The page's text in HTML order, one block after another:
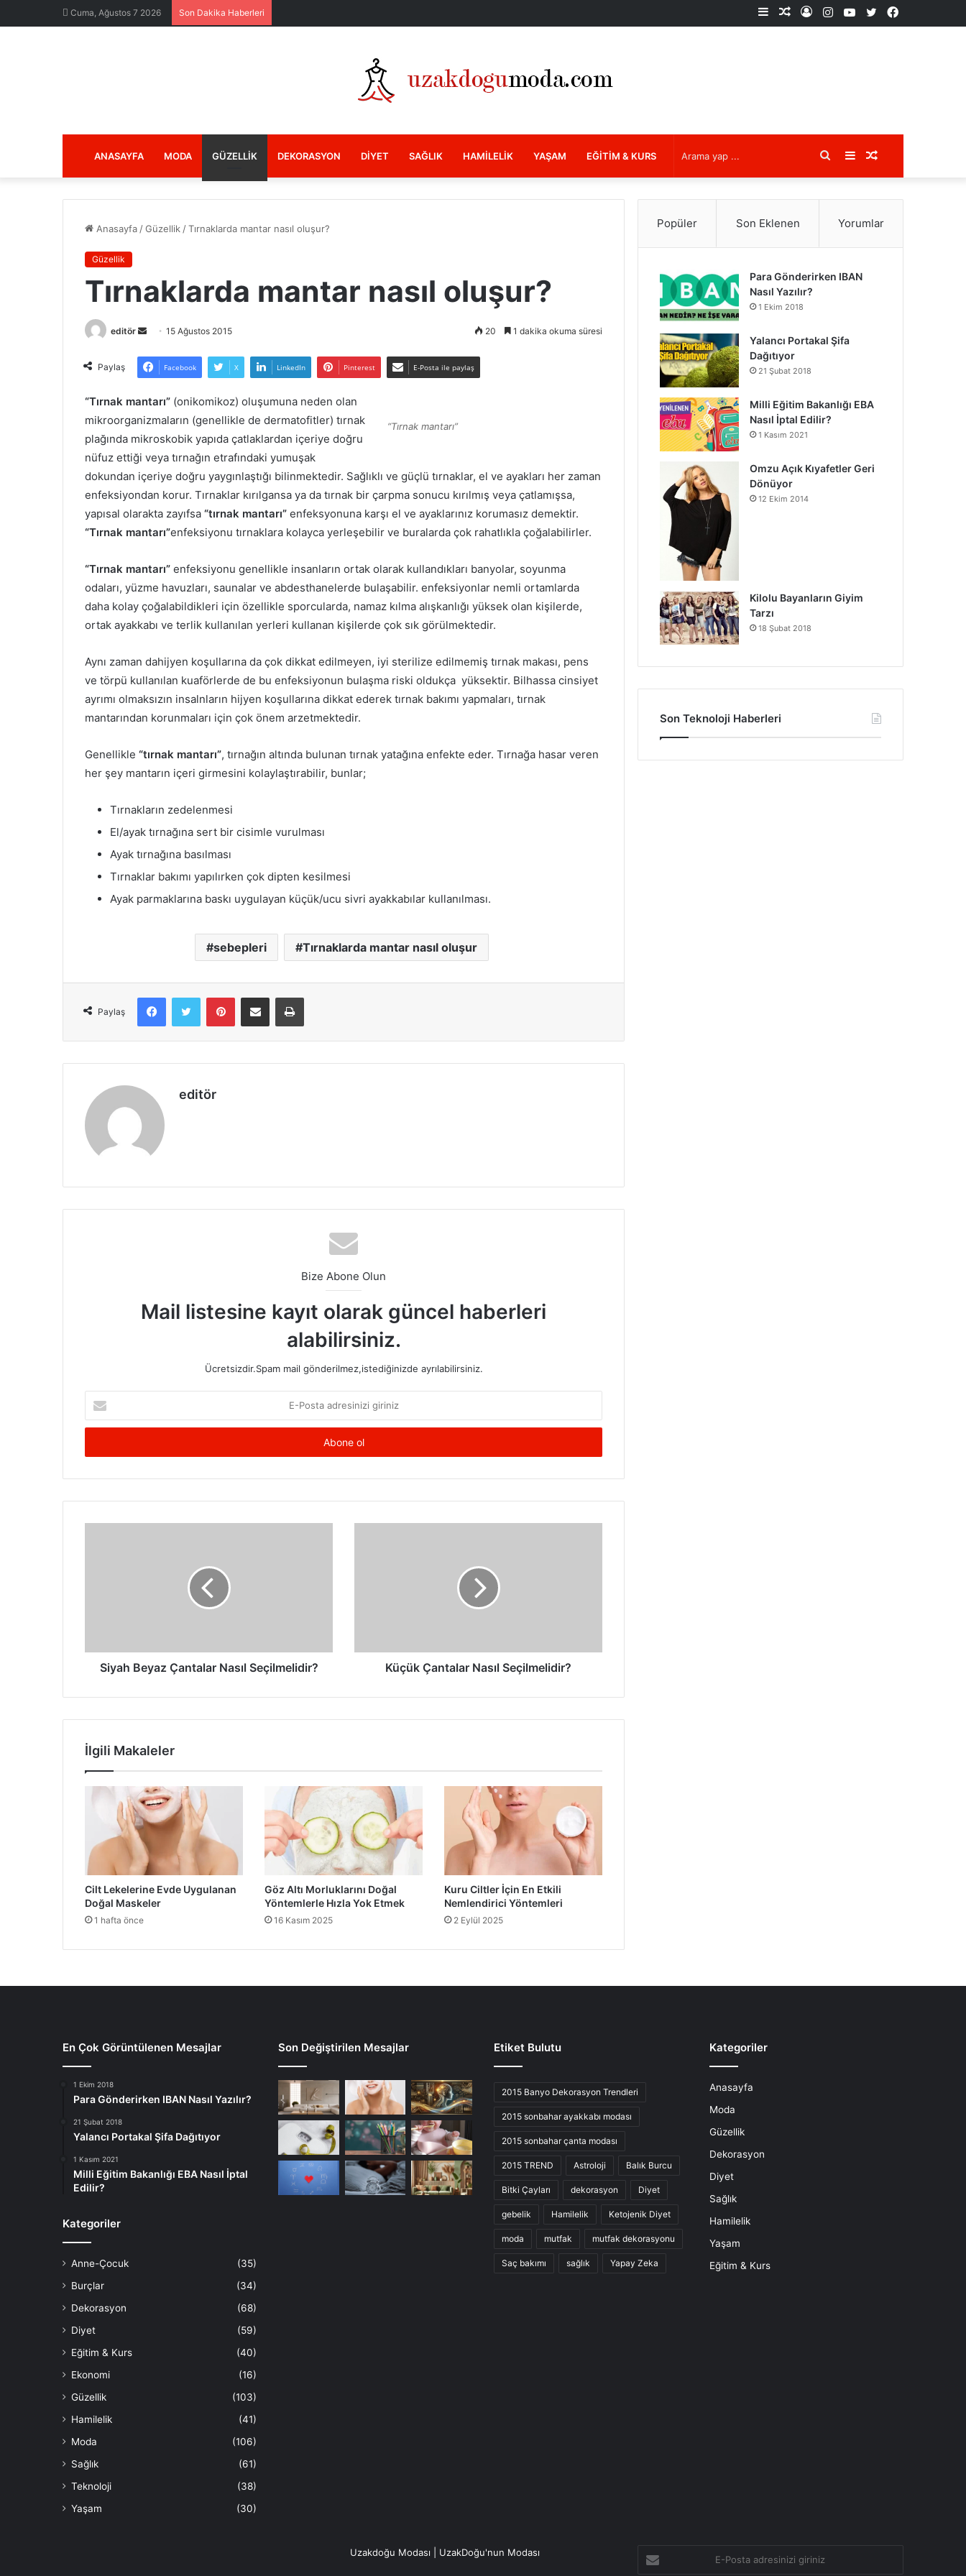
Cuma, Ağustos 7 2026 Son Dakika Haberleri Facebook
X
YouTube
Instagram
Kayıt
Rastgele
Kenar
ANASAYFA MODA GÜZELLIK DEKORASYON DIYET SAĞLIK HAMILELIK YAŞAM EĞITIM & KURS Rastgele
Makale
Kenar
Bölmesi
Arama
yap
Anasayfa /Güzellik /Tırnaklarda mantar nasıl oluşur?
Güzellik
Tırnaklarda mantar nasıl oluşur?
editör
Bir
posta
15 Ağustos 2015 20 1 dakika okuma süresi
Paylaş Facebook X LinkedIn Pinterest E-Posta ile paylaş
“Tırnak mantarı”
“Tırnak mantarı” (onikomikoz) oluşumuna neden olan
mikroorganizmaların (genellikle de dermatofitler) tırnak
plağında mikroskobik yapıda çatlaklardan içeriye doğru
nüfuz ettiği veya tırnağın etrafındaki yumuşak
dokundan içeriye doğru yaygınlaştığı bilinmektedir. Sağlıklı ve güçlü tırnaklar, el ve ayakları her zaman
enfeksiyondan korur. Tırnaklar kırılgansa ya da tırnak bir çarpma sonucu kırılmış veya çatlamışsa,
yapısal olarakta zayıfsa “tırnak mantarı” enfeksyonuna karşı el ve ayaklarınız korumasız demektir.
“Tırnak mantarı”enfeksiyonu tırnaklara kolayca yerleşebilir ve buralarda çok rahatlıkla çoğalabilirler.
“Tırnak mantarı” enfeksiyonu genellikle insanların ortak olarak kullandıkları banyolar, soyunma
odaları, yüzme havuzları, saunalar ve abdesthanelerde bulaşabilir. enfeksiyonlar nemli ortamlarda
daha kolay çoğalabildikleri için özellikle sporcularda, namaz kılma alışkanlığı yüksek olan kişilerde,
ortak ayakkabı ve terlik kullanılan yerleri kullanan kişilerde çok sık görülmektedir.
Aynı zaman dahijyen koşullarına da çok dikkat edilmeyen, iyi sterilize edilmemiş tırnak makası, pens
ve törpü kullanılan kuaförlerde de bu enfeksiyonun bulaşma riski oldukça yüksektir. Bilhassa cinsiyet
ayrımı olmaksızın insalnların hijyen koşullarına dikkat ederek tırnak bakımı yapmaları, tırnak
mantarından korunmaları için çok önem arzetmektedir.
Genellikle “tırnak mantarı”, tırnağın altında bulunan tırnak yatağına enfekte eder. Tırnağa hasar veren
her şey mantarın içeri girmesini kolaylaştırabilir, bunlar;
Tırnakların zedelenmesi
El/ayak tırnağına sert bir cisimle vurulması
Ayak tırnağına basılması
Tırnaklar bakımı yapılırken çok dipten kesilmesi
Ayak parmaklarına baskı uygulayan küçük/ucu sivri ayakkabılar kullanılması.
sebepleri Tırnaklarda mantar nasıl oluşur
Paylaş
Facebook
X PinterestE-Posta ile paylaş Yazdır
editör
Bize Abone Olun
Mail listesine kayıt olarak güncel haberleri
alabilirsiniz.
Ücretsizdir.Spam mail gönderilmez,istediğinizde ayrılabilirsiniz.
Posta
adresinizi
Siyah Beyaz Çantalar Nasıl Seçilmelidir? Küçük Çantalar Nasıl Seçilmelidir?
İlgili Makaleler
Cilt Lekelerine Evde Uygulanan
Doğal Maskeler
1 hafta önce
Göz Altı Morluklarını Doğal
Yöntemlerle Hızla Yok Etmek
16 Kasım 2025
Kuru Ciltler İçin En Etkili
Nemlendirici Yöntemleri
2 Eylül 2025
Popüler Son Eklenen Yorumlar
Para Gönderirken IBAN
Nasıl Yazılır?
1 Ekim 2018
Yalancı Portakal Şifa
Dağıtıyor
21 Şubat 2018
Milli Eğitim Bakanlığı EBA
Nasıl İptal Edilir?
1 Kasım 2021
Omzu Açık Kıyafetler Geri
Dönüyor
12 Ekim 2014
Kilolu Bayanların Giyim
Tarzı
18 Şubat 2018
Son Teknoloji Haberleri
En Çok Görüntülenen Mesajlar
1 Ekim 2018
Para Gönderirken IBAN Nasıl Yazılır?
21 Şubat 2018
Yalancı Portakal Şifa Dağıtıyor
1 Kasım 2021
Milli Eğitim Bakanlığı EBA Nasıl İptal
Edilir?
Kategoriler
Anne-Çocuk
(35)
Burçlar
(34)
Dekorasyon
(68)
Diyet
(59)
Eğitim & Kurs
(40)
Ekonomi
(16)
Güzellik
(103)
Hamilelik
(41)
Moda
(106)
Sağlık
(61)
Teknoloji
(38)
Yaşam
(30)
Son Değiştirilen Mesajlar Etiket Bulutu
2015 Banyo Dekorasyon Trendleri
2015 sonbahar ayakkabı modası
2015 sonbahar çanta modası
2015 TREND Astroloji Balık Burcu
Bitki Çayları dekorasyon Diyet
gebelik Hamilelik Ketojenik Diyet
moda mutfak mutfak dekorasyonu
Saç bakımı sağlık Yapay Zeka
Kategoriler
Anasayfa
Moda
Güzellik
Dekorasyon
Diyet
Sağlık
Hamilelik
Yaşam
Eğitim & Kurs
Uzakdoğu Modası | UzakDoğu'nun Modası
Posta